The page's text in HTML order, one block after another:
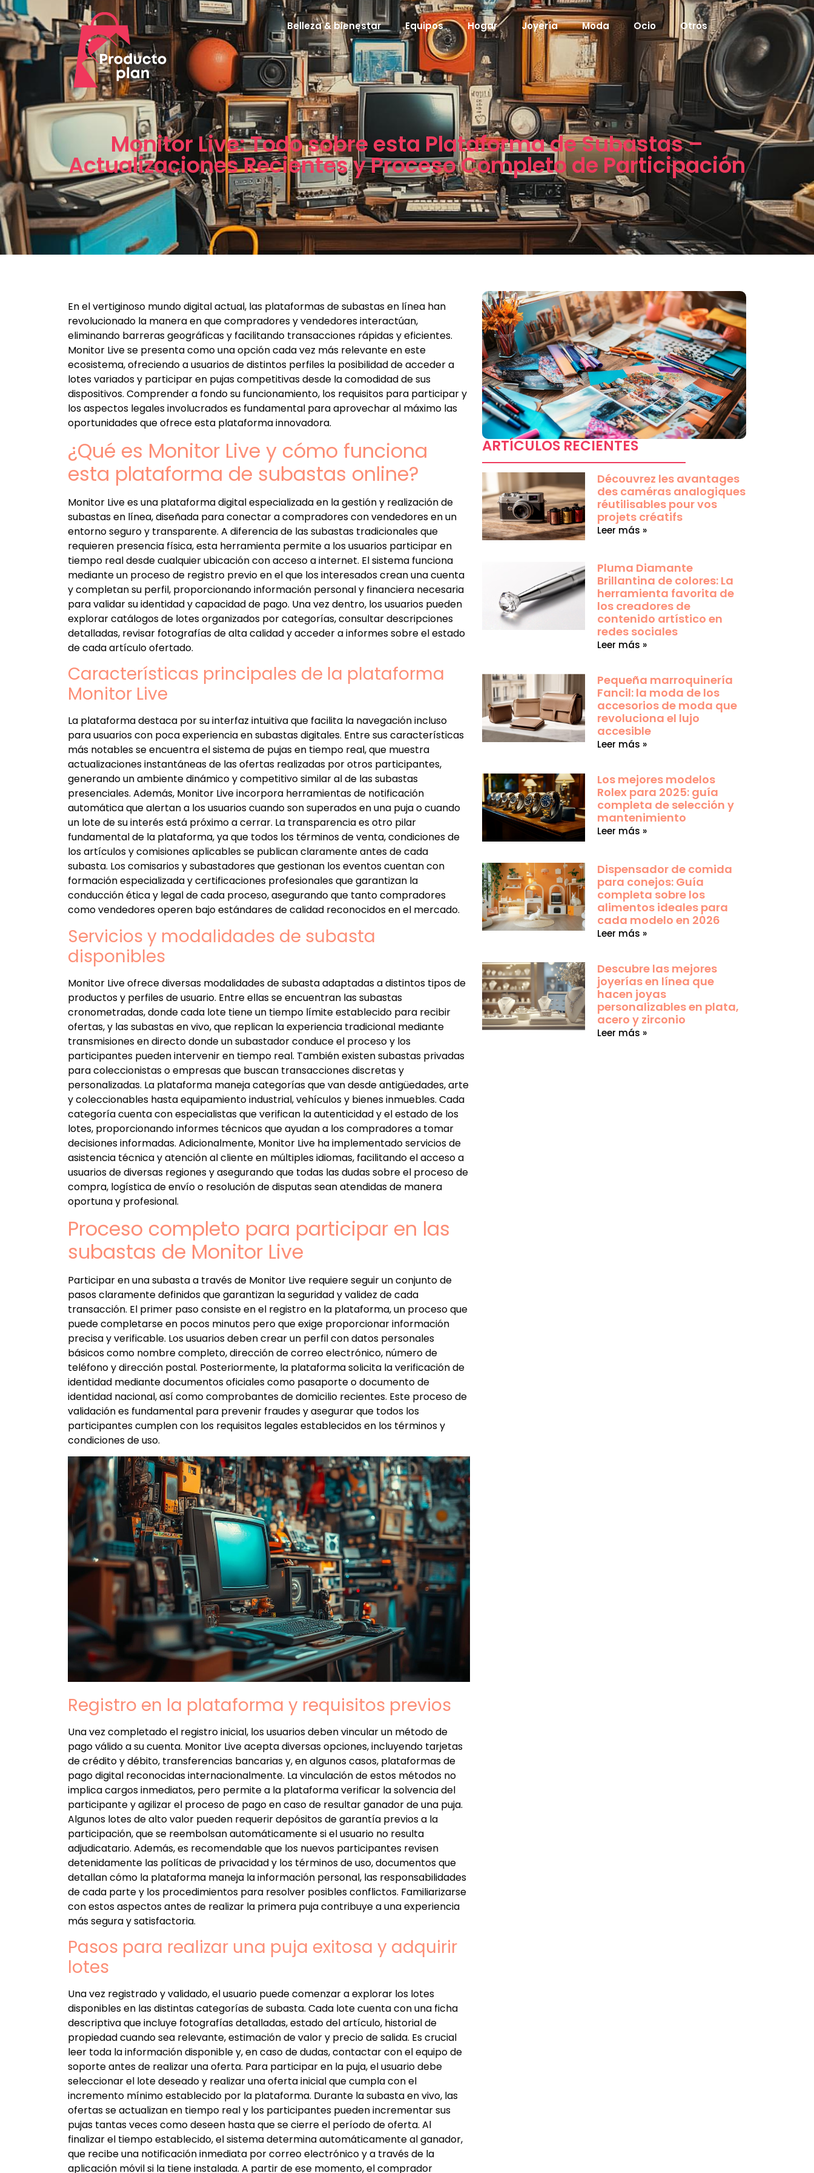
Belleza & bienestar Equipos Hogar Joyería Moda Ocio Otros
Monitor Live: Todo sobre esta Plataforma de Subastas –
Actualizaciones Recientes y Proceso Completo de Participación
En el vertiginoso mundo digital actual, las plataformas de subastas en línea han
revolucionado la manera en que compradores y vendedores interactúan,
eliminando barreras geográficas y facilitando transacciones rápidas y eficientes.
Monitor Live se presenta como una opción cada vez más relevante en este
ecosistema, ofreciendo a usuarios de distintos perfiles la posibilidad de acceder a
lotes variados y participar en pujas competitivas desde la comodidad de sus
dispositivos. Comprender a fondo su funcionamiento, los requisitos para participar y
los aspectos legales involucrados es fundamental para aprovechar al máximo las
oportunidades que ofrece esta plataforma innovadora.
¿Qué es Monitor Live y cómo funciona
esta plataforma de subastas online?
Monitor Live es una plataforma digital especializada en la gestión y realización de
subastas en línea, diseñada para conectar a compradores con vendedores en un
entorno seguro y transparente. A diferencia de las subastas tradicionales que
requieren presencia física, esta herramienta permite a los usuarios participar en
tiempo real desde cualquier ubicación con acceso a internet. El sistema funciona
mediante un proceso de registro previo en el que los interesados crean una cuenta
y completan su perfil, proporcionando información personal y financiera necesaria
para validar su identidad y capacidad de pago. Una vez dentro, los usuarios pueden
explorar catálogos de lotes organizados por categorías, consultar descripciones
detalladas, revisar fotografías de alta calidad y acceder a informes sobre el estado
de cada artículo ofertado.
Características principales de la plataforma
Monitor Live
La plataforma destaca por su interfaz intuitiva que facilita la navegación incluso
para usuarios con poca experiencia en subastas digitales. Entre sus características
más notables se encuentra el sistema de pujas en tiempo real, que muestra
actualizaciones instantáneas de las ofertas realizadas por otros participantes,
generando un ambiente dinámico y competitivo similar al de las subastas
presenciales. Además, Monitor Live incorpora herramientas de notificación
automática que alertan a los usuarios cuando son superados en una puja o cuando
un lote de su interés está próximo a cerrar. La transparencia es otro pilar
fundamental de la plataforma, ya que todos los términos de venta, condiciones de
los artículos y comisiones aplicables se publican claramente antes de cada
subasta. Los comisarios y subastadores que gestionan los eventos cuentan con
formación especializada y certificaciones profesionales que garantizan la
conducción ética y legal de cada proceso, asegurando que tanto compradores
como vendedores operen bajo estándares de calidad reconocidos en el mercado.
Servicios y modalidades de subasta
disponibles
Monitor Live ofrece diversas modalidades de subasta adaptadas a distintos tipos de
productos y perfiles de usuario. Entre ellas se encuentran las subastas
cronometradas, donde cada lote tiene un tiempo límite establecido para recibir
ofertas, y las subastas en vivo, que replican la experiencia tradicional mediante
transmisiones en directo donde un subastador conduce el proceso y los
participantes pueden intervenir en tiempo real. También existen subastas privadas
para coleccionistas o empresas que buscan transacciones discretas y
personalizadas. La plataforma maneja categorías que van desde antigüedades, arte
y coleccionables hasta equipamiento industrial, vehículos y bienes inmuebles. Cada
categoría cuenta con especialistas que verifican la autenticidad y el estado de los
lotes, proporcionando informes técnicos que ayudan a los compradores a tomar
decisiones informadas. Adicionalmente, Monitor Live ha implementado servicios de
asistencia técnica y atención al cliente en múltiples idiomas, facilitando el acceso a
usuarios de diversas regiones y asegurando que todas las dudas sobre el proceso de
compra, logística de envío o resolución de disputas sean atendidas de manera
oportuna y profesional.
Proceso completo para participar en las
subastas de Monitor Live
Participar en una subasta a través de Monitor Live requiere seguir un conjunto de
pasos claramente definidos que garantizan la seguridad y validez de cada
transacción. El primer paso consiste en el registro en la plataforma, un proceso que
puede completarse en pocos minutos pero que exige proporcionar información
precisa y verificable. Los usuarios deben crear un perfil con datos personales
básicos como nombre completo, dirección de correo electrónico, número de
teléfono y dirección postal. Posteriormente, la plataforma solicita la verificación de
identidad mediante documentos oficiales como pasaporte o documento de
identidad nacional, así como comprobantes de domicilio recientes. Este proceso de
validación es fundamental para prevenir fraudes y asegurar que todos los
participantes cumplen con los requisitos legales establecidos en los términos y
condiciones de uso.
Registro en la plataforma y requisitos previos
Una vez completado el registro inicial, los usuarios deben vincular un método de
pago válido a su cuenta. Monitor Live acepta diversas opciones, incluyendo tarjetas
de crédito y débito, transferencias bancarias y, en algunos casos, plataformas de
pago digital reconocidas internacionalmente. La vinculación de estos métodos no
implica cargos inmediatos, pero permite a la plataforma verificar la solvencia del
participante y agilizar el proceso de pago en caso de resultar ganador de una puja.
Algunos lotes de alto valor pueden requerir depósitos de garantía previos a la
participación, que se reembolsan automáticamente si el usuario no resulta
adjudicatario. Además, es recomendable que los nuevos participantes revisen
detenidamente las políticas de privacidad y los términos de uso, documentos que
detallan cómo la plataforma maneja la información personal, las responsabilidades
de cada parte y los procedimientos para resolver posibles conflictos. Familiarizarse
con estos aspectos antes de realizar la primera puja contribuye a una experiencia
más segura y satisfactoria.
Pasos para realizar una puja exitosa y adquirir
lotes
Una vez registrado y validado, el usuario puede comenzar a explorar los lotes
disponibles en las distintas categorías de subasta. Cada lote cuenta con una ficha
descriptiva que incluye fotografías detalladas, estado del artículo, historial de
propiedad cuando sea relevante, estimación de valor y precio de salida. Es crucial
leer toda la información disponible y, en caso de dudas, contactar con el equipo de
soporte antes de realizar una oferta. Para participar en la puja, el usuario debe
seleccionar el lote deseado y realizar una oferta inicial que cumpla con el
incremento mínimo establecido por la plataforma. Durante la subasta en vivo, las
ofertas se actualizan en tiempo real y los participantes pueden incrementar sus
pujas tantas veces como deseen hasta que se cierre el período de oferta. Al
finalizar el tiempo establecido, el sistema determina automáticamente al ganador,
que recibe una notificación inmediata por correo electrónico y a través de la
aplicación móvil si la tiene instalada. A partir de ese momento, el comprador
ARTÍCULOS RECIENTES
Découvrez les avantages
des caméras analogiques
réutilisables pour vos
projets créatifs
Leer más »
Pluma Diamante
Brillantina de colores: La
herramienta favorita de
los creadores de
contenido artístico en
redes sociales
Leer más »
Pequeña marroquinería
Fancil: la moda de los
accesorios de moda que
revoluciona el lujo
accesible
Leer más »
Los mejores modelos
Rolex para 2025: guía
completa de selección y
mantenimiento
Leer más »
Dispensador de comida
para conejos: Guía
completa sobre los
alimentos ideales para
cada modelo en 2026
Leer más »
Descubre las mejores
joyerías en línea que
hacen joyas
personalizables en plata,
acero y zirconio
Leer más »